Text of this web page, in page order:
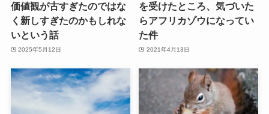
価値観が古すぎたのではな
く新しすぎたのかもしれな
いという話
2025年5月12日
を受けたところ、気づいた
らアフリカゾウになってい
た件
2021年4月13日